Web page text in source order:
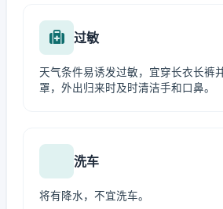
过敏
天气条件易诱发过敏，宜穿长衣长裤
罩，外出归来时及时清洁手和口鼻。
洗车
将有降水，不宜洗车。